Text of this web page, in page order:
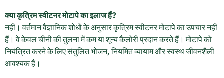
क्या कृत्रिम स्वीटनर मोटापे का इलाज हैं?
नहीं। वर्तमान वैज्ञानिक शोधों के अनुसार कृत्रिम स्वीटनर मोटापे का उपचार नहीं
हैं। वे केवल चीनी की तुलना में कम या शून्य कैलोरी प्रदान करते हैं। मोटापे को
नियंत्रित करने के लिए संतुलित भोजन, नियमित व्यायाम और स्वस्थ जीवनशैली
आवश्यक हैं।